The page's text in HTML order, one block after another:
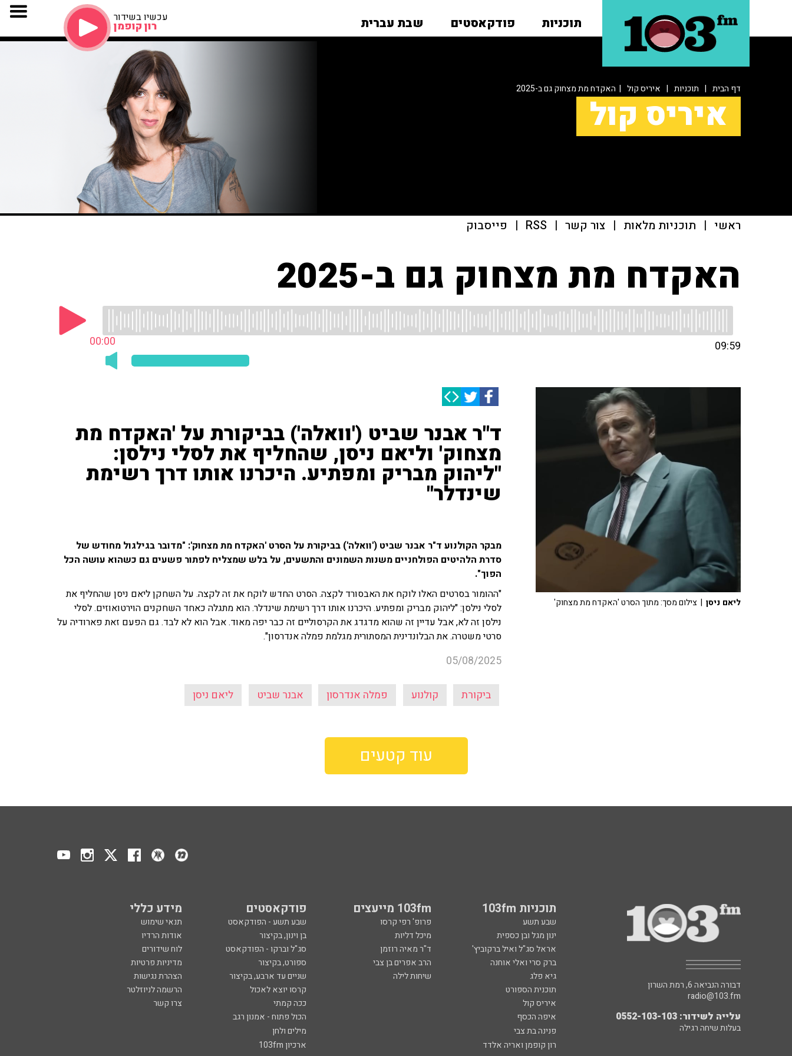
תוכניות פודקאסטים שבת עברית עכשיו בשידור
רון קופמן
דף הבית | תוכניות | איריס קול | האקדח מת מצחוק גם ב-2025
איריס קול
ראשי | תוכניות מלאות | צור קשר |
RSS
| פייסבוק
האקדח מת מצחוק גם ב-2025
00:00 09:59
ד"ר אבנר שביט ('וואלה') בביקורת על 'האקדח מת
מצחוק' וליאם ניסן, שהחליף את לסלי נילסן:
"ליהוק מבריק ומפתיע. היכרנו אותו דרך רשימת
שינדלר"
מבקר הקולנוע ד"ר אבנר שביט ('וואלה') בביקורת על הסרט 'האקדח מת מצחוק': "מדובר בגילגול מחודש של
סדרת הלהיטים הפולחניים משנות השמונים והתשעים, על בלש שמצליח לפתור פשעים גם כשהוא עושה הכל
הפוך".
"ההומור בסרטים האלו לוקח את האבסורד לקצה. הסרט החדש לוקח את זה לקצה. על השחקן ליאם ניסן שהחליף את
לסלי נילסן: "ליהוק מבריק ומפתיע. היכרנו אותו דרך רשימת שינדלר. הוא מתגלה כאחד השחקנים הוירטואוזים. לסלי
נילסן זה לא, אבל עדיין זה שהוא מדגדג את הקרסוליים זה כבר יפה מאוד. אבל הוא לא לבד. גם הפעם זאת פארודיה על
סרטי משטרה. את הבלונדינית המסתורית מגלמת פמלה אנדרסון".
05/08/2025
ביקורת קולנוע פמלה אנדרסון אבנר שביט ליאם ניסן
ליאם ניסן | צילום מסך: מתוך הסרט 'האקדח מת מצחוק'
עוד קטעים
תוכניות 103fm 103fm מייעצים פודקאסטים מידע כללי
שבע תשע פרופ' רפי קרסו שבע תשע - הפודקאסט
תנאי שימוש
ינון מגל ובן כספית
מיכל דליות בן וינון, בקיצור
אודות הרדיו
אראל סג"ל ואיל ברקוביץ'
ד"ר מאיה רוזמן סג"ל וברקו - הפודקאסט
לוח שידורים
ברק סרי ואלי אוחנה
הרב אפרים בן צבי ספורט, בקיצור
מדיניות פרטיות
גיא פלג
שיחות לילה שניים עד ארבע, בקיצור
הצהרת נגישות
תוכנית הספורט
קרסו יוצא לאכול
הרשמה לניוזלטר
איריס קול
ככה קמתי
צרו קשר
איפה הכסף
הכול פתוח - אמנון רגב
פנינה בת צבי
מילים ולחן
רון קופמן ואריה אלדד
ארכיון 103fm
דבורה הנביאה 6, רמת השרון
radio@103.fm
עלייה לשידור: 0552-103-103
בעלות שיחה רגילה